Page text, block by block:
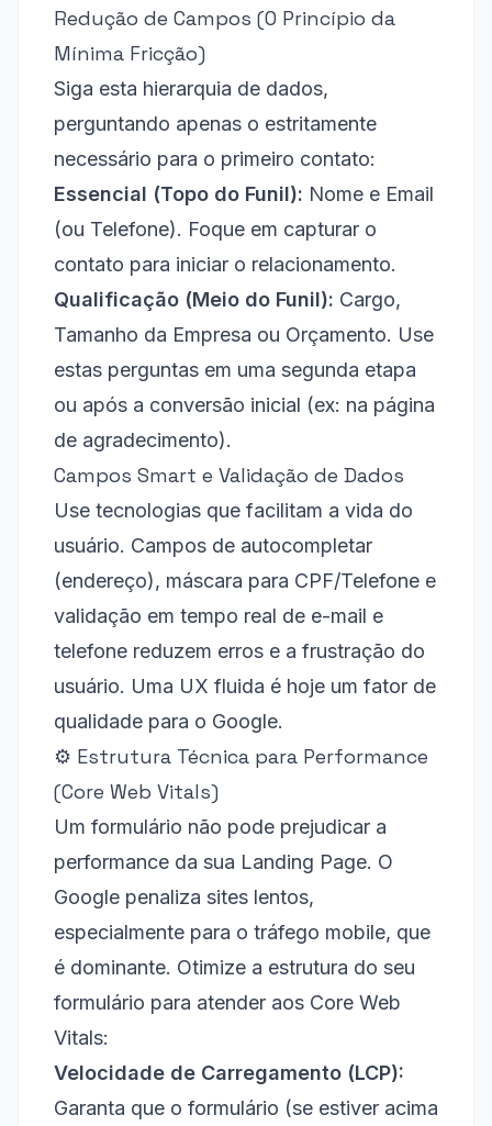
Redução de Campos (O Princípio da
Mínima Fricção)
Siga esta hierarquia de dados,
perguntando apenas o estritamente
necessário para o primeiro contato:
Essencial (Topo do Funil): Nome e Email
(ou Telefone). Foque em capturar o
contato para iniciar o relacionamento.
Qualificação (Meio do Funil): Cargo,
Tamanho da Empresa ou Orçamento. Use
estas perguntas em uma segunda etapa
ou após a conversão inicial (ex: na página
de agradecimento).
Campos Smart e Validação de Dados
Use tecnologias que facilitam a vida do
usuário. Campos de autocompletar
(endereço), máscara para CPF/Telefone e
validação em tempo real de e-mail e
telefone reduzem erros e a frustração do
usuário. Uma UX fluida é hoje um fator de
qualidade para o Google.
⚙️ Estrutura Técnica para Performance
(Core Web Vitals)
Um formulário não pode prejudicar a
performance da sua Landing Page. O
Google penaliza sites lentos,
especialmente para o tráfego mobile, que
é dominante. Otimize a estrutura do seu
formulário para atender aos Core Web
Vitals:
Velocidade de Carregamento (LCP):
Garanta que o formulário (se estiver acima